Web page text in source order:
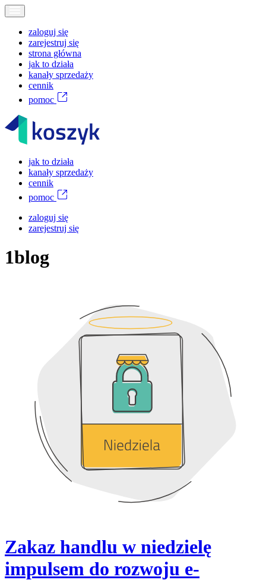
zaloguj się
zarejestruj się
strona główna
jak to działa
kanały sprzedaży
cennik
pomoc
jak to działa
kanały sprzedaży
cennik
pomoc
zaloguj się
zarejestruj się
1blog
Zakaz handlu w niedzielę
impulsem do rozwoju e-